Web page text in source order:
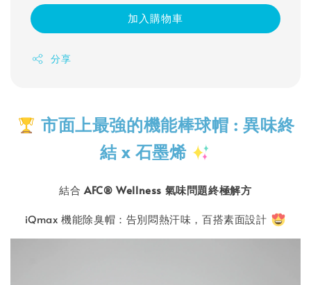
加入購物車
分享
市面上最強的機能棒球帽 : 異味終
結 x 石墨烯
結合AFC® Wellness 氣味問題終極解方
iQmax 機能除臭帽：告別悶熱汗味，百搭素面設計